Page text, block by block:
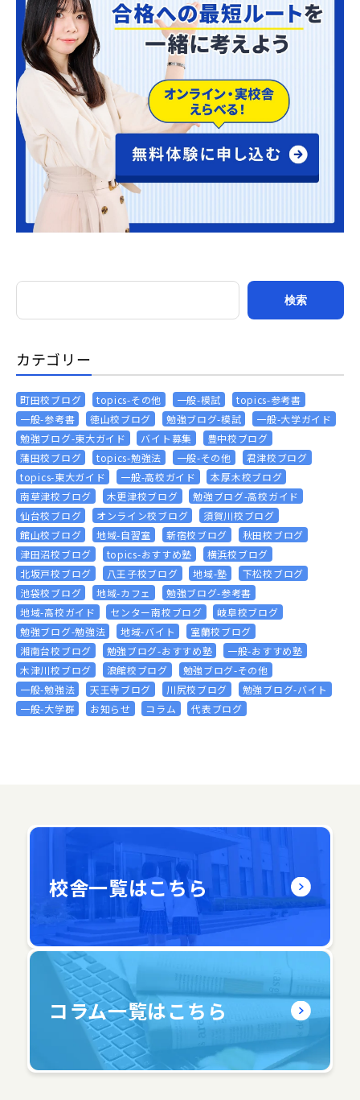
カテゴリー
町田校ブログ topics-その他 一般-模試
topics-参考書
一般-参考書
徳山校ブログ 勉強ブログ-模試
一般-大学ガイド
勉強ブログ-東大ガイド
バイト募集
豊中校ブログ
蒲田校ブログ
topics-勉強法 一般-その他
君津校ブログ
topics-東大ガイド
一般-高校ガイド
本厚木校ブログ
南草津校ブログ
木更津校ブログ
勉強ブログ-高校ガイド
仙台校ブログ
オンライン校ブログ
須賀川校ブログ
館山校ブログ
地域-自習室 新宿校ブログ
秋田校ブログ
津田沼校ブログ
topics-おすすめ塾
横浜校ブログ
北坂戸校ブログ
八王子校ブログ 地域-塾
下松校ブログ
池袋校ブログ
地域-カフェ
勉強ブログ-参考書
地域-高校ガイド
センター南校ブログ
岐阜校ブログ
勉強ブログ-勉強法
地域-バイト
室蘭校ブログ
湘南台校ブログ
勉強ブログ-おすすめ塾
一般-おすすめ塾
木津川校ブログ
浪館校ブログ
勉強ブログ-その他
一般-勉強法
天王寺ブログ 川尻校ブログ
勉強ブログ-バイト
一般-大学群
お知らせ コラム 代表ブログ
校舎一覧はこちら
コラム一覧はこちら